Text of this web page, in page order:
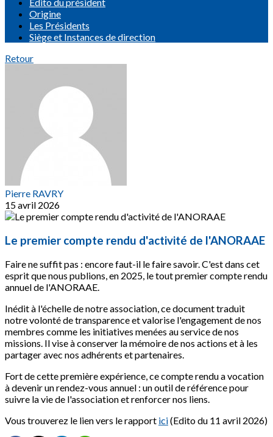
Origine
Les Présidents
Siège et Instances de direction
Retour
Pierre RAVRY
15 avril 2026
Le premier compte rendu d'activité de l'ANORAAE
Faire ne suffit pas : encore faut-il le faire savoir. C'est dans cet
esprit que nous publions, en 2025, le tout premier compte rendu
annuel de l'ANORAAE.
Inédit à l'échelle de notre association, ce document traduit
notre volonté de transparence et valorise l'engagement de nos
membres comme les initiatives menées au service de nos
missions. Il vise à conserver la mémoire de nos actions et à les
partager avec nos adhérents et partenaires.
Fort de cette première expérience, ce compte rendu a vocation
à devenir un rendez-vous annuel : un outil de référence pour
suivre la vie de l'association et renforcer nos liens.
Vous trouverez le lien vers le rapport ici(Edito du 11 avril 2026)